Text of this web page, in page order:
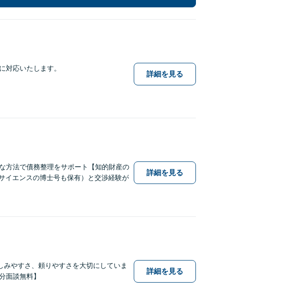
対応いたします。
詳細を見る
方法で債務整理をサポート【知的財産の
イエンスの博士号も保有）と交渉経験が
詳細を見る
みやすさ、頼りやすさを大切にしていま
面談無料】
詳細を見る